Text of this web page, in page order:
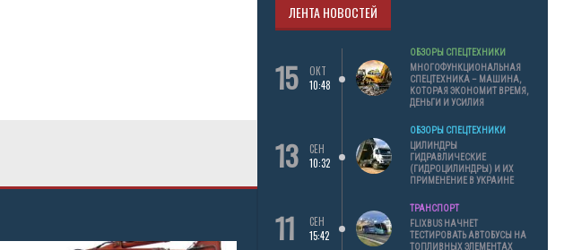
ЛЕНТА НОВОСТЕЙ
15
ОКТ
10:48
ОБЗОРЫ СПЕЦТЕХНИКИ
МНОГОФУНКЦИОНАЛЬНАЯ
СПЕЦТЕХНИКА – МАШИНА,
КОТОРАЯ ЭКОНОМИТ ВРЕМЯ,
ДЕНЬГИ И УСИЛИЯ
13
СЕН
10:32
ОБЗОРЫ СПЕЦТЕХНИКИ
ЦИЛИНДРЫ
ГИДРАВЛИЧЕСКИЕ
(ГИДРОЦИЛИНДРЫ) И ИХ
ПРИМЕНЕНИЕ В УКРАИНЕ
11
СЕН
15:42
ТРАНСПОРТ
FLIXBUS НАЧНЕТ
ТЕСТИРОВАТЬ АВТОБУСЫ НА
ТОПЛИВНЫХ ЭЛЕМЕНТАХ